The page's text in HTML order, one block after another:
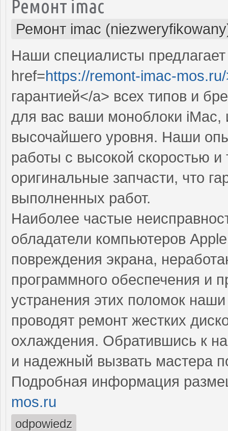
Ремонт imac
Ремонт imac
Наши специалисты
href=https://remont-imac-
гарантией</a> всех типов и
для вас ваши моноблоки iMac,
высочайшего уровня. Наши
работы с высокой скоростью и
оригинальные запчасти, что
выполненных работ.
Наиболее частые
обладатели компьютеров
повреждения экрана,
программного обеспечения и
устранения этих поломок
проводят ремонт жестких
охлаждения. Обратившись к
и надежный вызвать мастера
Подробная информация
mos.ru
odpowiedz